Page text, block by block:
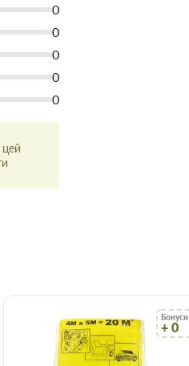
0
0
0
0
0
цей
Бонуси
+ 0